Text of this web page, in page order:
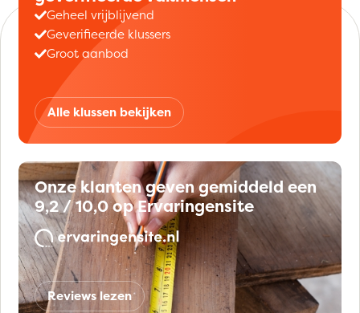
Geheel vrijblijvend
Geverifieerde klussers
Groot aanbod
Alle klussen bekijken
Onze klanten geven gemiddeld een
9,2 / 10,0 op Ervaringensite
Reviews lezen